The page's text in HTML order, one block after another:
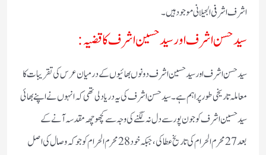
اشرف اشرفی الجیلانی موجود ہیں۔
سید حسن اشرف اور سید حسین اشرف کا قضیہ:
سید حسن اشرف اور سید حسین اشرف دونوں بھائیوں کے درمیان عرس کی تقریبات کا
معاملہ تاریخی طور پر اہم ہے۔ سید حسن اشرف کی یہ دریا دلی تھی کہ انہوں نے اپنے بھائی
سید حسین اشرف کو جون پور سے دل نہ لگنے کی وجہ سے کچھوچھہ مقدسہ آنے کے
بعد 27 محرم الحرام کی تاریخ عطا کی، جبکہ خود 28 محرم الحرام کو جو کہ وصال کی اصل